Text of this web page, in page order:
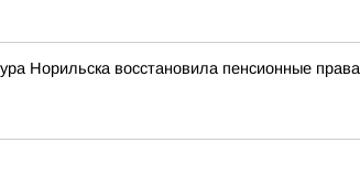
Норильска восстановила пенсионные права